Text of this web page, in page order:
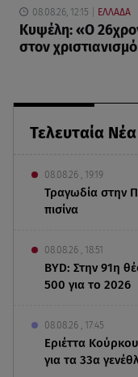
Τελευταία Νέα
08.08.26 , 19:19
Τραγωδία στην
πισίνα
08.08.26 , 18:51
BYD: Στην 91η
500 για το 2026
08.08.26 , 17:45
Εριέττα
για τα 33α
08.08.26, 12:15 ΕΛΛΑΔΑ
Κυψέλη: «Ο
στον